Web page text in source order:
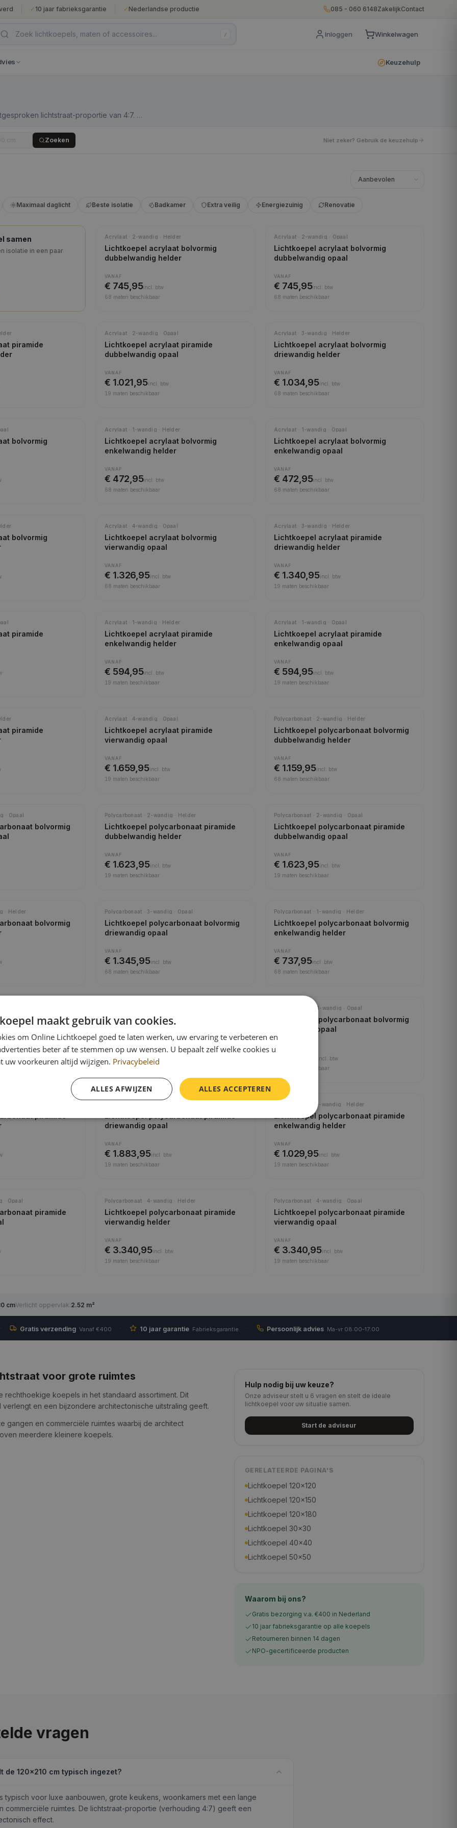
✓ 10 jaar fabrieksgarantie ✓ Nederlandse productie 085 - 060 6148ZakelijkContact
/ Inloggen Winkelwagen
Keuzehulp
lichtstraat-proportie van 4:7. Dit
De daksparing van 140×230 cm
beoordeling.
Zoeken Niet zeker? Gebruik de keuzehulp
Maximaal daglicht Beste isolatie Badkamer Extra veilig Energiezuinig Renovatie
samen
isolatie in een paar
Acrylaat · 2-wandig · Helder
Lichtkoepel acrylaat bolvormig
dubbelwandig helder
VANAF
€ 745,95incl.
btw
68 maten beschikbaar
Acrylaat · 2-wandig · Opaal
Lichtkoepel acrylaat bolvormig
dubbelwandig opaal
VANAF
€ 745,95incl.
btw
68 maten beschikbaar
piramide
Acrylaat · 2-wandig · Opaal
Lichtkoepel acrylaat piramide
dubbelwandig opaal
VANAF
€ 1.021,95incl.
btw
19 maten beschikbaar
Acrylaat · 3-wandig · Helder
Lichtkoepel acrylaat bolvormig
driewandig helder
VANAF
€ 1.034,95incl.
btw
68 maten beschikbaar
bolvormig
Acrylaat · 1-wandig · Helder
Lichtkoepel acrylaat bolvormig
enkelwandig helder
VANAF
€ 472,95incl.
btw
68 maten beschikbaar
Acrylaat · 1-wandig · Opaal
Lichtkoepel acrylaat bolvormig
enkelwandig opaal
VANAF
€ 472,95incl.
btw
68 maten beschikbaar
bolvormig
Acrylaat · 4-wandig · Opaal
Lichtkoepel acrylaat bolvormig
vierwandig opaal
VANAF
€ 1.326,95incl.
btw
68 maten beschikbaar
Acrylaat · 3-wandig · Helder
Lichtkoepel acrylaat piramide
driewandig helder
VANAF
€ 1.340,95incl.
btw
19 maten beschikbaar
piramide
Acrylaat · 1-wandig · Helder
Lichtkoepel acrylaat piramide
enkelwandig helder
VANAF
€ 594,95incl.
btw
19 maten beschikbaar
Acrylaat · 1-wandig · Opaal
Lichtkoepel acrylaat piramide
enkelwandig opaal
VANAF
€ 594,95incl.
btw
19 maten beschikbaar
piramide
Acrylaat · 4-wandig · Opaal
Lichtkoepel acrylaat piramide
vierwandig opaal
VANAF
€ 1.659,95incl.
btw
19 maten beschikbaar
Polycarbonaat · 2-wandig · Helder
Lichtkoepel polycarbonaat bolvormig
dubbelwandig helder
VANAF
€ 1.159,95incl.
btw
68 maten beschikbaar
· Opaal
bolvormig
Polycarbonaat · 2-wandig · Helder
Lichtkoepel polycarbonaat piramide
dubbelwandig helder
VANAF
€ 1.623,95incl.
btw
19 maten beschikbaar
Polycarbonaat · 2-wandig · Opaal
Lichtkoepel polycarbonaat piramide
dubbelwandig opaal
VANAF
€ 1.623,95incl.
btw
19 maten beschikbaar
· Helder
bolvormig
Polycarbonaat · 3-wandig · Opaal
Lichtkoepel polycarbonaat bolvormig
driewandig opaal
VANAF
€ 1.345,95incl.
btw
68 maten beschikbaar
Polycarbonaat · 1-wandig · Helder
Lichtkoepel polycarbonaat bolvormig
enkelwandig helder
VANAF
€ 737,95incl.
btw
68 maten beschikbaar
bolvormig
Lichtkoepel polycarbonaat bolvormig
VANAF
€ 1.651,95incl.btw
maten beschikbaar
Polycarbonaat · 4-wandig · Opaal
Lichtkoepel polycarbonaat bolvormig
vierwandig opaal
VANAF
incl.
btw
maten beschikbaar
driewandig opaal
VANAF
€ 1.883,95incl.
btw
19 maten beschikbaar
Polycarbonaat · 1-wandig · Helder
Lichtkoepel polycarbonaat piramide
enkelwandig helder
VANAF
€ 1.029,95incl.
btw
19 maten beschikbaar
· Opaal
piramide
Polycarbonaat · 4-wandig · Helder
Lichtkoepel polycarbonaat piramide
vierwandig helder
VANAF
€ 3.340,95incl.
btw
19 maten beschikbaar
Polycarbonaat · 4-wandig · Opaal
Lichtkoepel polycarbonaat piramide
vierwandig opaal
VANAF
€ 3.340,95incl.
btw
19 maten beschikbaar
cmVerlicht oppervlak:2.52 m²
Gratis verzending Vanaf €400 10 jaar garantie Fabrieksgarantie Persoonlijk advies Ma-vr 08:00-17:00
voor grote ruimtes
rechthoekige koepels in het standaard assortiment. Dit
en een bijzondere architectonische uitstraling geeft.
gangen en commerciële ruimtes waarbij de architect
meerdere kleinere koepels.
Hulp nodig bij uw keuze?
Onze adviseur stelt u 6 vragen en stelt de ideale
lichtkoepel voor uw situatie samen.
Start de adviseur
GERELATEERDE PAGINA'S
Lichtkoepel 120×120
Lichtkoepel 120×150
Lichtkoepel 120×180
Lichtkoepel 30×30
Lichtkoepel 40×40
Lichtkoepel 50×50
Waarom bij ons?
Gratis bezorging v.a. €400 in Nederland
10 jaar fabrieksgarantie op alle koepels
Retourneren binnen 14 dagen
NPO-gecertificeerde producten
vragen
de 120×210 cm typisch ingezet?
typisch voor luxe aanbouwen, grote keukens, woonkamers met een lange
commerciële ruimtes. De lichtstraat-proportie (verhouding 4:7) geeft een
effect.
maakt gebruik van cookies.
om Online Lichtkoepel goed te laten werken, uw ervaring te verbeteren en
beter af te stemmen op uw wensen. U bepaalt zelf welke cookies u
uw voorkeuren altijd wijzigen. Privacybeleid
ALLES ACCEPTEREN
ALLES AFWIJZEN